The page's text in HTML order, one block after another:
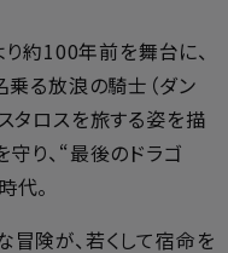
り約100年前を舞台に、
る放浪の騎士（ダン
タロスを旅する姿を描
り、“最後のドラゴ
代。
冒険が、若くして宿命を